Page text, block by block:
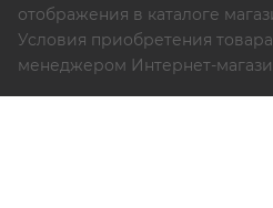
отображения в каталоге
Условия приобретения
менеджером Интернет-